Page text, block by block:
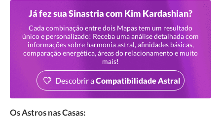
Já fez sua Sinastria com Kim Kardashian?
Cada combinação entre dois Mapas tem um resultado
único e personalizado! Receba uma análise detalhada com
informações sobre harmonia astral, afinidades básicas,
comparação energética, áreas do relacionamento e muito
mais!
Descobrir aCompatibilidade Astral
Os Astros nas Casas: